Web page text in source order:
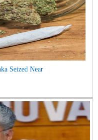
Seized Near